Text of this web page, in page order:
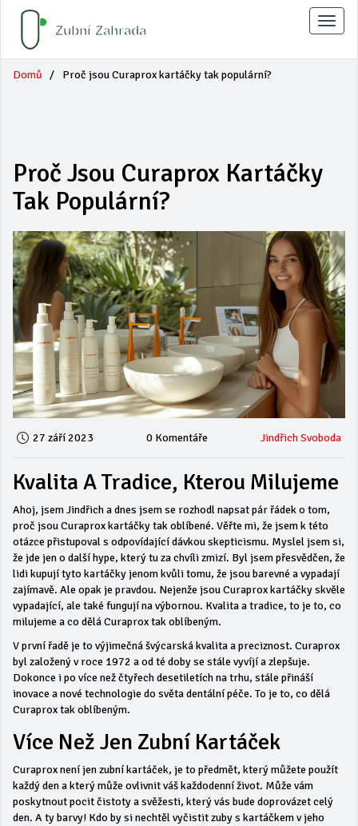
Domů Proč jsou Curaprox kartáčky tak populární?
Proč Jsou Curaprox Kartáčky
Tak Populární?
27 září 2023 0 Komentáře Jindřich Svoboda
Kvalita A Tradice, Kterou Milujeme
Ahoj, jsem Jindřich a dnes jsem se rozhodl napsat pár řádek o tom,
proč jsou Curaprox kartáčky tak oblíbené. Věřte mi, že jsem k této
otázce přistupoval s odpovídající dávkou skepticismu. Myslel jsem si,
že jde jen o další hype, který tu za chvíli zmizí. Byl jsem přesvědčen, že
lidi kupují tyto kartáčky jenom kvůli tomu, že jsou barevné a vypadají
zajímavě. Ale opak je pravdou. Nejenže jsou Curaprox kartáčky skvěle
vypadající, ale také fungují na výbornou. Kvalita a tradice, to je to, co
milujeme a co dělá Curaprox tak oblíbeným.
V první řadě je to výjimečná švýcarská kvalita a preciznost. Curaprox
byl založený v roce 1972 a od té doby se stále vyvíjí a zlepšuje.
Dokonce i po více než čtyřech desetiletích na trhu, stále přináší
inovace a nové technologie do světa dentální péče. To je to, co dělá
Curaprox tak oblíbeným.
Více Než Jen Zubní Kartáček
Curaprox není jen zubní kartáček, je to předmět, který můžete použít
každý den a který může ovlivnit váš každodenní život. Může vám
poskytnout pocit čistoty a svěžesti, který vás bude doprovázet celý
den. A ty barvy! Kdo by si nechtěl vyčistit zuby s kartáčkem v jeho